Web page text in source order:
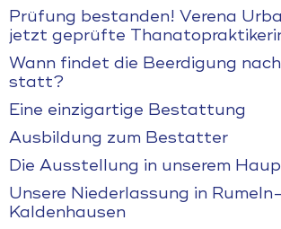
Prüfung bestanden! Verena
jetzt geprüfte
Wann findet die Beerdigung
statt?
Eine einzigartige Bestattung
Ausbildung zum Bestatter
Die Ausstellung in unserem
Unsere Niederlassung in Rumeln-
Kaldenhausen